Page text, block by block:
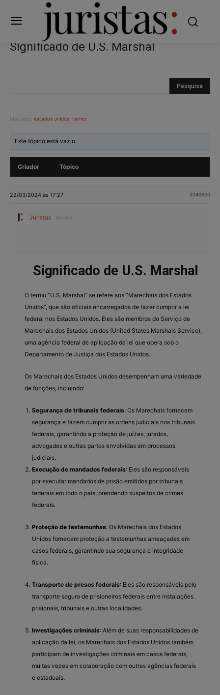
Significado de U.S. Marshal
Marcado: estados unidos termo
Este tópico está vazio.
Criador Tópico
22/03/2024 às 17:27 #340600
Juristas Mestre
Significado de U.S. Marshal
O termo “U.S. Marshal” se refere aos “Marechais dos Estados
Unidos”, que são oficiais encarregados de fazer cumprir a lei
federal nos Estados Unidos. Eles são membros do Serviço de
Marechais dos Estados Unidos (United States Marshals Service),
uma agência federal de aplicação da lei que opera sob o
Departamento de Justiça dos Estados Unidos.
Os Marechais dos Estados Unidos desempenham uma variedade
de funções, incluindo:
Segurança de tribunais federais: Os Marechais fornecem
segurança e fazem cumprir as ordens judiciais nos tribunais
federais, garantindo a proteção de juízes, jurados,
advogados e outras partes envolvidas em processos
judiciais.
Execução de mandados federais: Eles são responsáveis
por executar mandados de prisão emitidos por tribunais
federais em todo o país, prendendo suspeitos de crimes
federais.
Proteção de testemunhas: Os Marechais dos Estados
Unidos fornecem proteção a testemunhas ameaçadas em
casos federais, garantindo sua segurança e integridade
física.
Transporte de presos federais: Eles são responsáveis pelo
transporte seguro de prisioneiros federais entre instalações
prisionais, tribunais e outras localidades.
Investigações criminais: Além de suas responsabilidades de
aplicação da lei, os Marechais dos Estados Unidos também
participam de investigações criminais em casos federais,
muitas vezes em colaboração com outras agências federais
e estaduais.